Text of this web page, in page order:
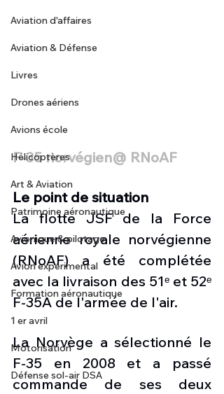
Aviation d'affaires
Aviation & Défense
Livres
Drones aériens
Avions école
Hélicoptères
Art & Aviation
Patrimoine aéronautique
Avionique & pilotage
Avion expérimental
Formation aéronautique
1 er avril
Motorisation
Défense sol-air DSA
F-35 norvégien@ RNoAF
Le point de situation
La flotte JSF de la Force
aérienne royale norvégienne
(RNoAF) a été complétée
avec la livraison des 51ᵉ et 52ᵉ
F-35A de l'armée de l'air.
La Norvège a sélectionné le
F-35 en 2008 et a passé
commande de ses deux